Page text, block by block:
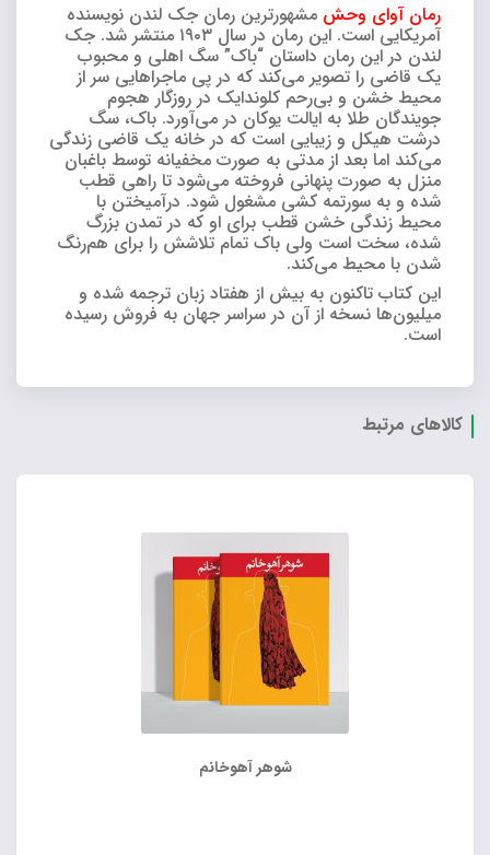
رمان آوای وحش مشهورترین رمان جک لندن نویسنده
آمریکایی است. این رمان در سال ۱۹۰۳ منتشر شد. جک
لندن در این رمان داستان “باک” سگ اهلی و محبوب
یک قاضی را تصویر می‌کند که در پی ماجراهایی سر از
محیط خشن و بی‌رحم کلوندایک در روزگار هجوم
جویندگان طلا به ایالت یوکان در می‌آورد. باک، سگ
درشت هیکل و زیبایی است که در خانه یک قاضی زندگی
می­‌کند اما بعد از مدتی به صورت مخفیانه توسط باغبان
منزل به صورت پنهانی فروخته می­‌شود تا راهی قطب
شده و به سورتمه­ کشی مشغول شود. درآمیختن با
محیط زندگی خشن قطب برای او که در تمدن بزرگ
شده، سخت است ولی باک تمام تلاشش را برای هم‌رنگ
شدن با محیط می‌کند.
این کتاب تاکنون به بیش از هفتاد زبان ترجمه شده و
میلیون‌ها نسخه از آن در سراسر جهان به فروش رسیده
است.
کالاهای مرتبط
شوهر آهوخانم